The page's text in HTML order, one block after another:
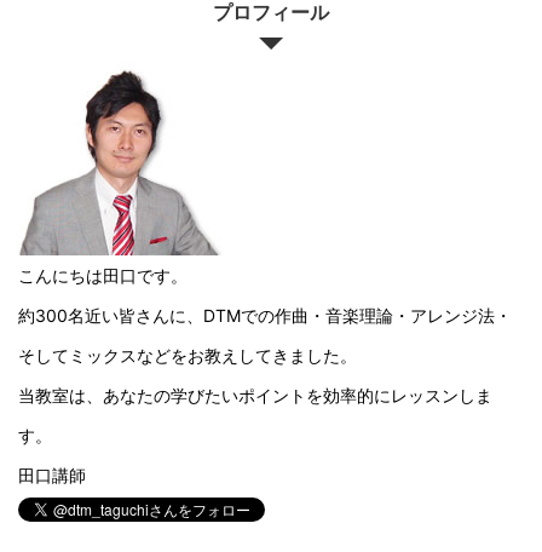
プロフィール
こんにちは田口です。
約300名近い皆さんに、DTMでの作曲・音楽理論・アレンジ法・
そしてミックスなどをお教えしてきました。
当教室は、あなたの学びたいポイントを効率的にレッスンしま
す。
田口講師